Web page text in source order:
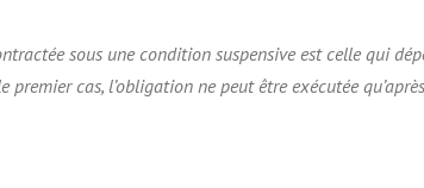
sous une condition suspensive est celle qui
cas, l’obligation ne peut être exécutée